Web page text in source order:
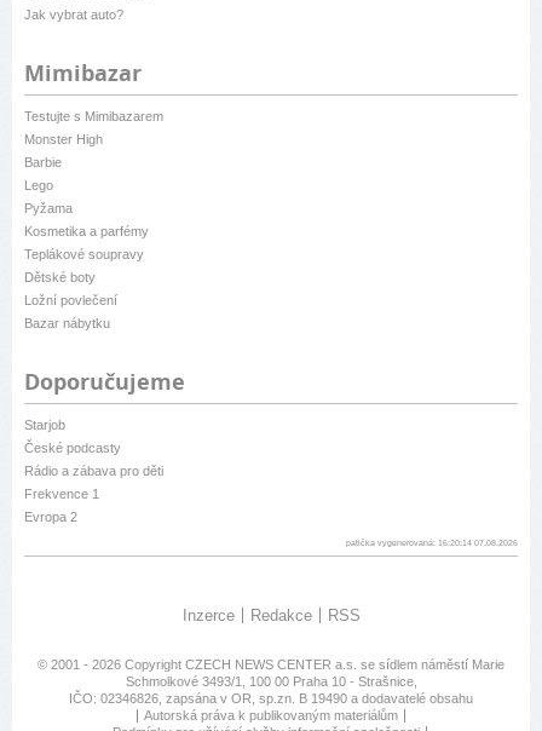
Jak vybrat auto?
Mimibazar
Testujte s Mimibazarem
Monster High
Barbie
Lego
Pyžama
Kosmetika a parfémy
Teplákové soupravy
Dětské boty
Ložní povlečení
Bazar nábytku
Doporučujeme
Starjob
České podcasty
Rádio a zábava pro děti
Frekvence 1
Evropa 2
patička vygenerovaná: 16:20:14 07.08.2026
Inzerce Redakce RSS
© 2001 - 2026 Copyright CZECH NEWS CENTER a.s. se sídlem náměstí Marie
Schmolkové 3493/1, 100 00 Praha 10 - Strašnice,
IČO: 02346826, zapsána v OR, sp.zn. B 19490 a dodavatelé obsahu
Autorská práva k publikovaným materiálům